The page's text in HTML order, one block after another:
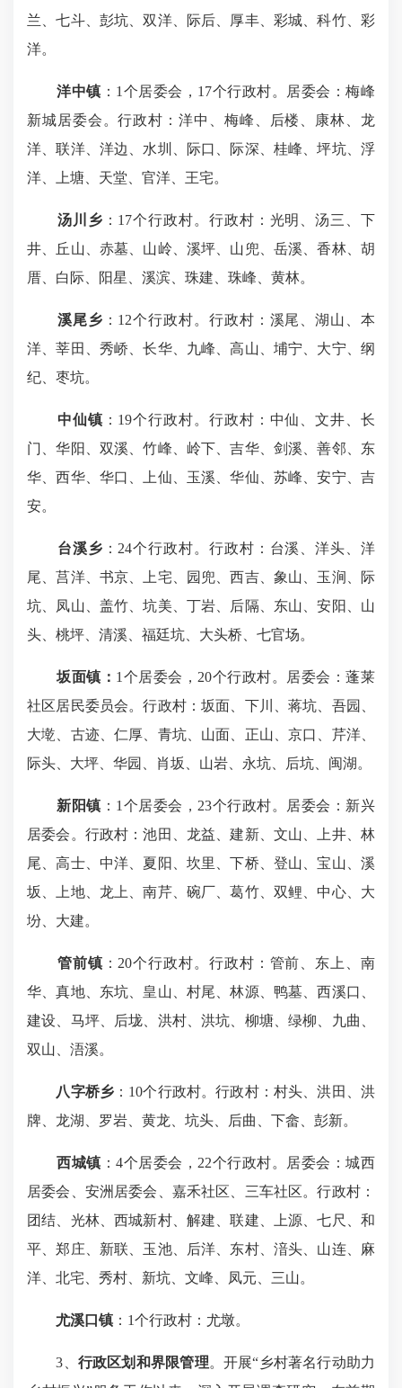
兰、七斗、彭坑、双洋、际后、厚丰、彩城、科竹、彩
洋。
洋中镇 ：1个居委会，17个行政村。居委会：梅峰
新城居委会。行政村：洋中、梅峰、后楼、康林、龙
洋、联洋、洋边、水圳、际口、际深、桂峰、坪坑、浮
洋、上塘、天堂、官洋、王宅。
汤川乡 ：17个行政村。行政村：光明、汤三、下
井、丘山、赤墓、山岭、溪坪、山兜、岳溪、香林、胡
厝、白际、阳星、溪滨、珠建、珠峰、黄林。
溪尾乡 ：12个行政村。行政村：溪尾、湖山、本
洋、莘田、秀峤、长华、九峰、高山、埔宁、大宁、纲
纪、枣坑。
中仙镇 ：19个行政村。行政村：中仙、文井、长
门、华阳、双溪、竹峰、岭下、吉华、剑溪、善邻、东
华、西华、华口、上仙、玉溪、华仙、苏峰、安宁、吉
安。
台溪乡 ：24个行政村。行政村：台溪、洋头、洋
尾、莒洋、书京、上宅、园兜、西吉、象山、玉涧、际
坑、凤山、盖竹、坑美、丁岩、后隔、东山、安阳、山
头、桃坪、清溪、福廷坑、大头桥、七官场。
坂面镇： 1个居委会，20个行政村。居委会：蓬莱
社区居民委员会。行政村：坂面、下川、蒋坑、吾园、
大墘、古迹、仁厚、青坑、山面、正山、京口、芹洋、
际头、大坪、华园、肖坂、山岩、永坑、后坑、闽湖。
新阳镇 ：1个居委会，23个行政村。居委会：新兴
居委会。行政村：池田、龙益、建新、文山、上井、林
尾、高士、中洋、夏阳、坎里、下桥、登山、宝山、溪
坂、上地、龙上、南芹、碗厂、葛竹、双鲤、中心、大
坋、大建。
管前镇 ：20个行政村。行政村：管前、东上、南
华、真地、东坑、皇山、村尾、林源、鸭墓、西溪口、
建设、马坪、后垅、洪村、洪坑、柳塘、绿柳、九曲、
双山、浯溪。
八字桥乡 ：10个行政村。行政村：村头、洪田、洪
牌、龙湖、罗岩、黄龙、坑头、后曲、下畲、彭新。
西城镇 ：4个居委会，22个行政村。居委会：城西
居委会、安洲居委会、嘉禾社区、三车社区。行政村：
团结、光林、西城新村、解建、联建、上源、七尺、和
平、郑庄、新联、玉池、后洋、东村、湆头、山连、麻
洋、北宅、秀村、新坑、文峰、凤元、三山。
尤溪口镇 ：1个行政村：尤墩。
3、 行政区划和界限管理。开展“乡村著名行动助力